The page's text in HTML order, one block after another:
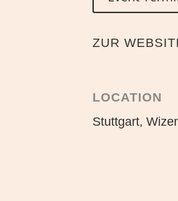
ZUR
LOCATION
Stuttgart,